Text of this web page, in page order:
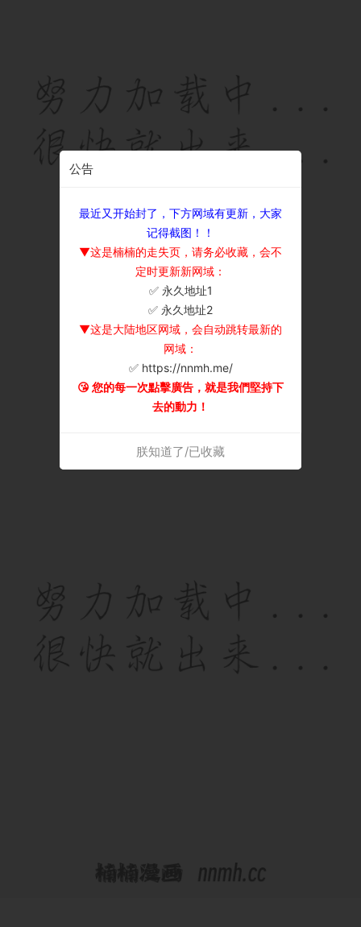
公告
最近又开始封了，下方网域有更新，大家
记得截图！！
▼这是楠楠的走失页，请务必收藏，会不
定时更新新网域：
✅ 永久地址1
✅ 永久地址2
▼这是大陆地区网域，会自动跳转最新的
网域：
✅ https://nnmh.me/
😘 您的每一次點擊廣告，就是我們堅持下
去的動力！
朕知道了/已收藏